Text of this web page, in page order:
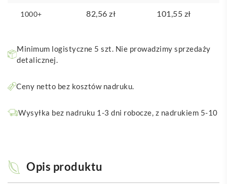
1000+ 82,56 zł 101,55 zł
Minimum logistyczne 5 szt. Nie prowadzimy sprzedaży
detalicznej.
Ceny netto bez kosztów nadruku.
Wysyłka bez nadruku 1-3 dni robocze, z nadrukiem 5-10
Opis produktu